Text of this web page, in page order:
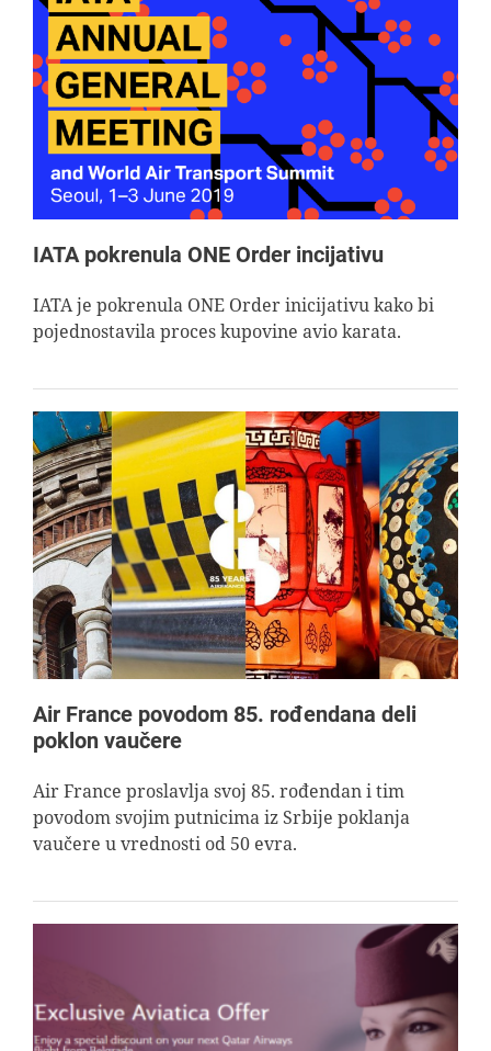
IATA pokrenula ONE Order incijativu
IATA je pokrenula ONE Order inicijativu kako bi
pojednostavila proces kupovine avio karata.
Air France povodom 85. rođendana deli
poklon vaučere
Air France proslavlja svoj 85. rođendan i tim
povodom svojim putnicima iz Srbije poklanja
vaučere u vrednosti od 50 evra.